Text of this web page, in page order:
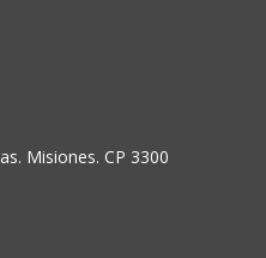
Misiones. CP 3300